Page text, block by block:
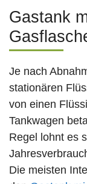
Gastank
Je nach
stationären
von einen
Tankwagen
Regel lohnt es
Die meisten